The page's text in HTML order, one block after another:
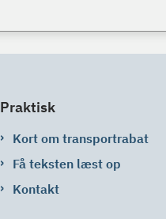
Praktisk
Kort om transportrabat
Få teksten læst op
Kontakt